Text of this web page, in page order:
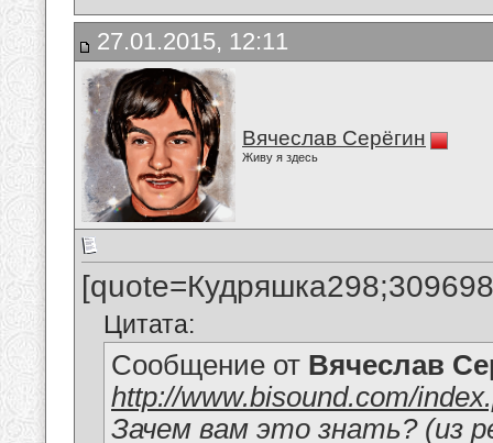
27.01.2015, 12:11
Вячеслав Серёгин
Живу я здесь
Цитата:
Сообщение от Вячеслав
http://www.bisound.com/
Зачем вам это знать? (из